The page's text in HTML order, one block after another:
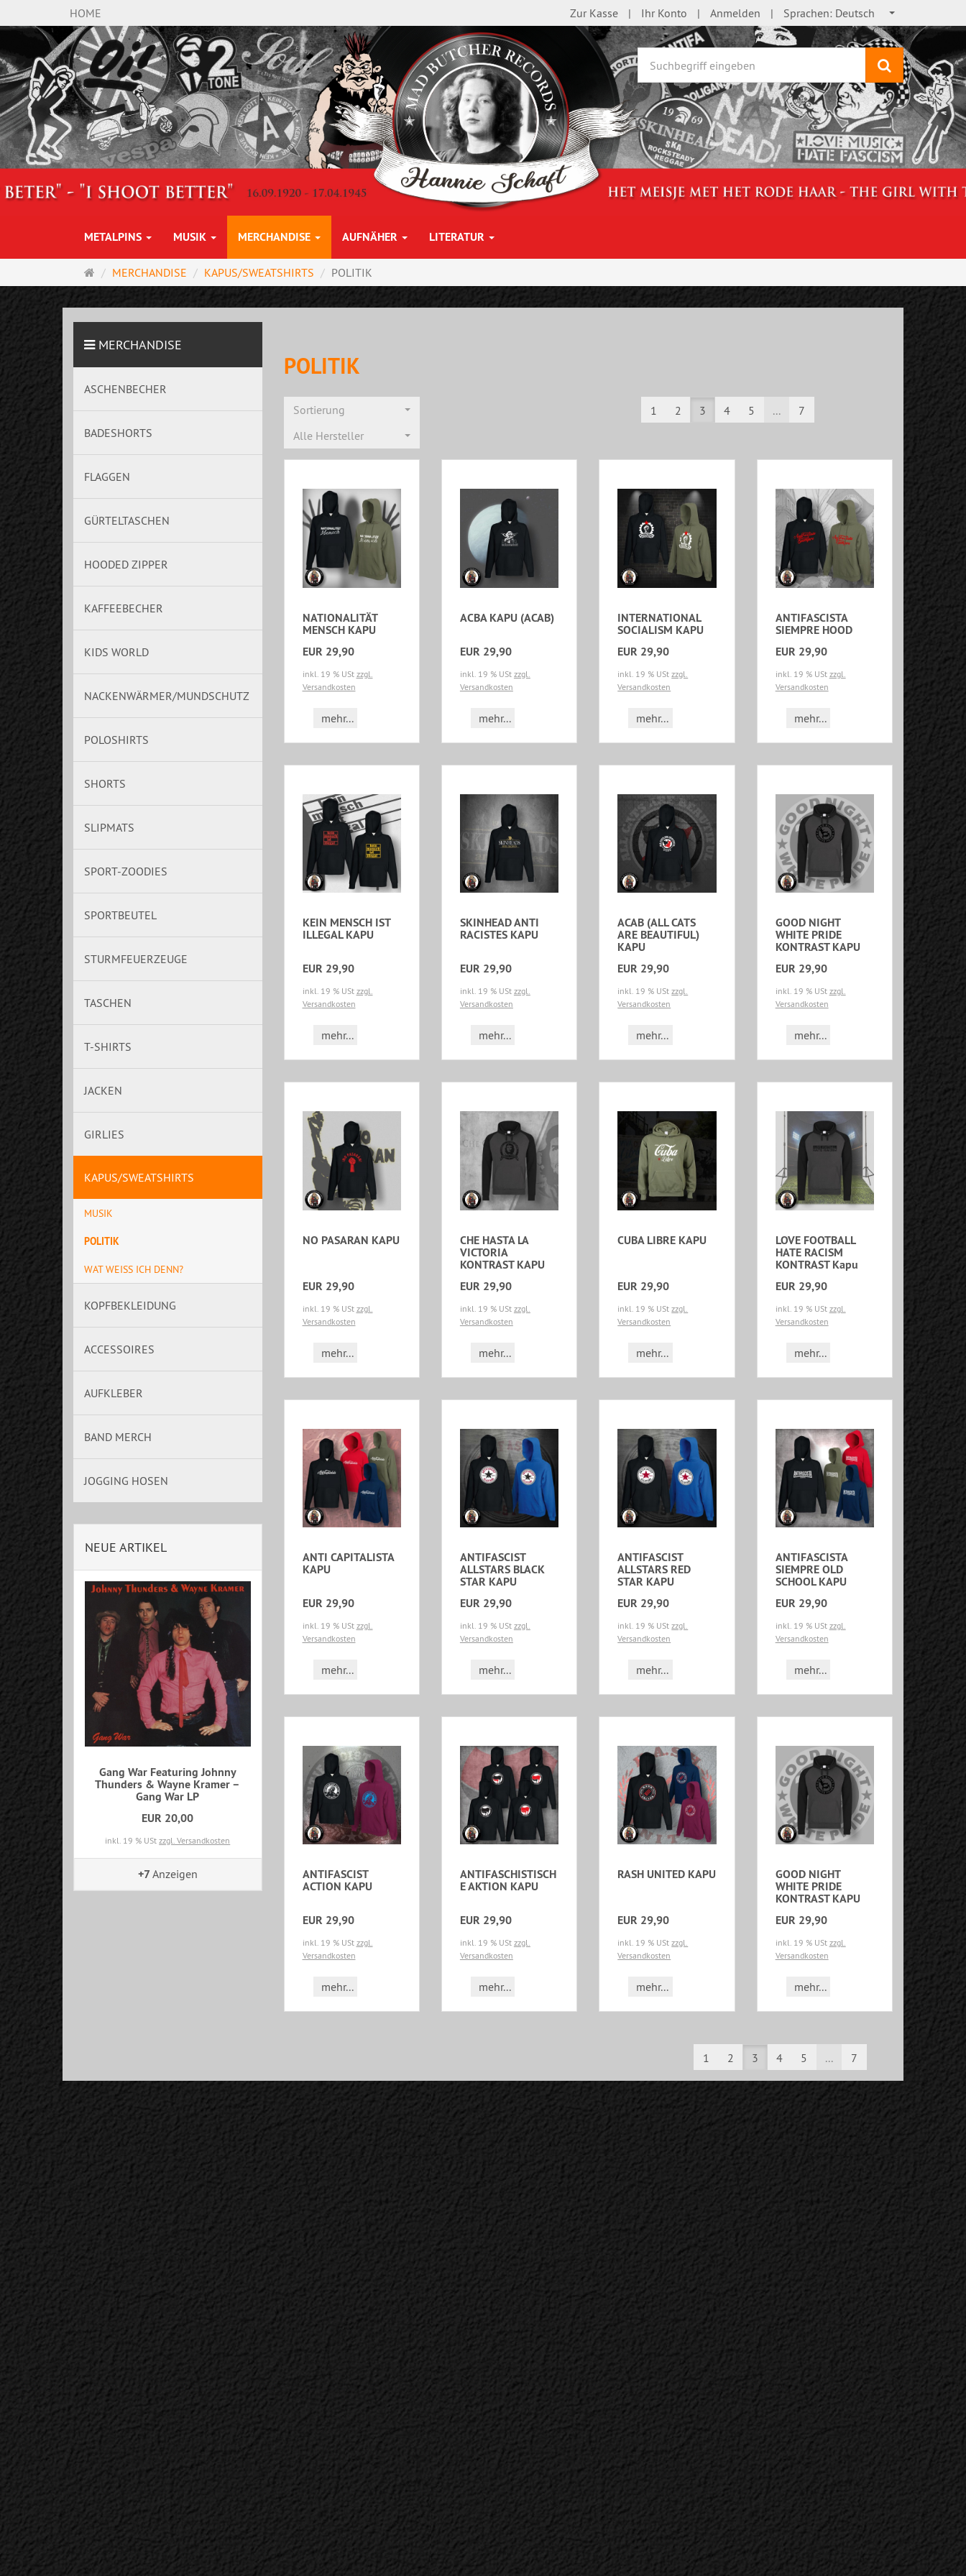
HOME Zur Kasse Ihr Konto Anmelden Sprachen: Deutsch
Suchen
METALPINS MUSIK MERCHANDISE AUFNÄHER LITERATUR
Startseite
MERCHANDISE KAPUS/SWEATSHIRTS POLITIK
POLITIK
Sortierung
Alle Hersteller
1 2 3 4 5 ... 7
NATIONALITÄT
MENSCH KAPU
EUR 29,90
inkl. 19 % USt zzgl.
Versandkosten
mehr...
ACBA KAPU (ACAB)
EUR 29,90
inkl. 19 % USt zzgl.
Versandkosten
mehr...
INTERNATIONAL
SOCIALISM KAPU
EUR 29,90
inkl. 19 % UStzzgl.
Versandkosten
mehr...
ANTIFASCISTA
SIEMPRE HOOD
EUR 29,90
inkl. 19 % USt zzgl.
Versandkosten
mehr...
KEIN MENSCH IST
ILLEGAL KAPU
EUR 29,90
inkl. 19 % USt zzgl.
Versandkosten
mehr...
SKINHEAD ANTI
RACISTES KAPU
EUR 29,90
inkl. 19 % USt zzgl.
Versandkosten
mehr...
ACAB (ALL CATS
ARE BEAUTIFUL)
KAPU
EUR 29,90
inkl. 19 % UStzzgl.
Versandkosten
mehr...
GOOD NIGHT
WHITE PRIDE
KONTRAST KAPU
EUR 29,90
inkl. 19 % USt zzgl.
Versandkosten
mehr...
NO PASARAN KAPU
EUR 29,90
inkl. 19 % USt zzgl.
Versandkosten
mehr...
CHE HASTA LA
VICTORIA
KONTRAST KAPU
EUR 29,90
inkl. 19 % USt zzgl.
Versandkosten
mehr...
CUBA LIBRE KAPU
EUR 29,90
inkl. 19 % UStzzgl.
Versandkosten
mehr...
LOVE FOOTBALL
HATE RACISM
KONTRAST Kapu
EUR 29,90
inkl. 19 % USt zzgl.
Versandkosten
mehr...
ANTI CAPITALISTA
KAPU
EUR 29,90
inkl. 19 % USt zzgl.
Versandkosten
mehr...
ANTIFASCIST
ALLSTARS BLACK
STAR KAPU
EUR 29,90
inkl. 19 % USt zzgl.
Versandkosten
mehr...
ANTIFASCIST
ALLSTARS RED
STAR KAPU
EUR 29,90
inkl. 19 % UStzzgl.
Versandkosten
mehr...
ANTIFASCISTA
SIEMPRE OLD
SCHOOL KAPU
EUR 29,90
inkl. 19 % USt zzgl.
Versandkosten
mehr...
ANTIFASCIST
ACTION KAPU
EUR 29,90
inkl. 19 % USt zzgl.
Versandkosten
mehr...
ANTIFASCHISTISCH
E AKTION KAPU
EUR 29,90
inkl. 19 % USt zzgl.
Versandkosten
mehr...
RASH UNITED KAPU
EUR 29,90
inkl. 19 % UStzzgl.
Versandkosten
mehr...
GOOD NIGHT
WHITE PRIDE
KONTRAST KAPU
EUR 29,90
inkl. 19 % USt zzgl.
Versandkosten
mehr...
1 2 3 4 5 ... 7
MERCHANDISE
ASCHENBECHER
BADESHORTS
FLAGGEN
GÜRTELTASCHEN
HOODED ZIPPER
KAFFEEBECHER
KIDS WORLD
NACKENWÄRMER/MUNDSCHUTZ
POLOSHIRTS
SHORTS
SLIPMATS
SPORT-ZOODIES
SPORTBEUTEL
STURMFEUERZEUGE
TASCHEN
T-SHIRTS
JACKEN
GIRLIES
KAPUS/SWEATSHIRTS
MUSIK
POLITIK
WAT WEISS ICH DENN?
KOPFBEKLEIDUNG
ACCESSOIRES
AUFKLEBER
BAND MERCH
JOGGING HOSEN
NEUE ARTIKEL
Gang War Featuring Johnny
Thunders & Wayne Kramer –
Gang War LP
EUR 20,00
inkl. 19 % UStzzgl. Versandkosten
+7 Anzeigen